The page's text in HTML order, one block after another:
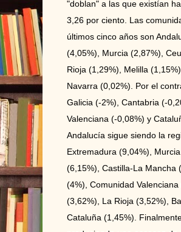
"doblan" a las que existían
3,26 por ciento. Las
últimos cinco años son
(4,05%), Murcia (2,87%),
Rioja (1,29%), Melilla
Navarra (0,02%). Por el
Galicia (-2%), Cantabria (-
Valenciana (-0,08%) y
Andalucía sigue siendo la
Extremadura (9,04%),
(6,15%), Castilla-La Mancha
(4%), Comunidad
(3,62%), La Rioja (3,52%),
Cataluña (1,45%).